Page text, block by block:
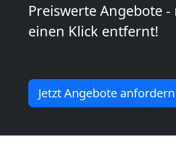
Preiswerte Angebote
einen Klick entfernt!
Jetzt Angebote anfordern
Umzug